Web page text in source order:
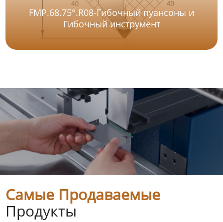
FMP.68.75°.R08-Гибочный пуансоны и
Гибочный инструмент
Самые Продаваемые
Продукты